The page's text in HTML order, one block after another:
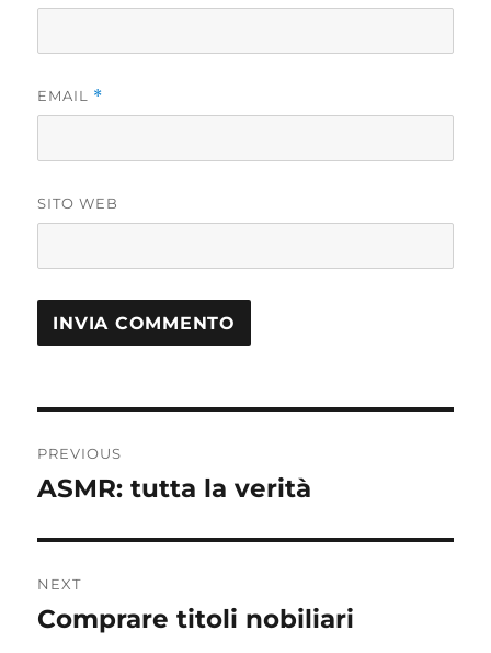
EMAIL *
SITO WEB
articoli
PREVIOUS
Previous
ASMR: tutta la verità
NEXT
Next
Comprare titoli nobiliari